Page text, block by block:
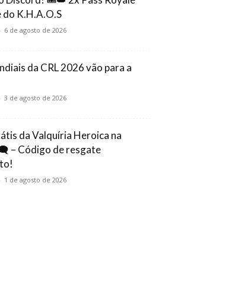
do K.H.A.O.S
- 6 de agosto de 2026
da CRL 2026 vão para a
- 3 de agosto de 2026
da Valquíria Heroica na
– Código de resgate
- 1 de agosto de 2026